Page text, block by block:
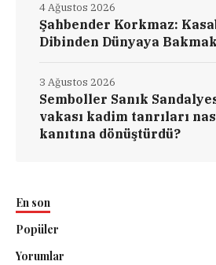
Şahbender Korkmaz:
Dibinden Dünyaya
4 Ağustos 2026
Semboller Sanık
vakası kadim tanrıları
kanıtına dönüştürdü?
3 Ağustos 2026
En son
Popüler
Yorumlar